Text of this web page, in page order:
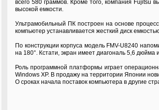
всего 580 граммов. Кроме того, компания Fujitsu
высокой емкости.
Ультрамобильный ПК построен на основе
компьютер устанавливается жесткий диск
По конструкции корпуса модель FMV-U8240
на 180°. Кстати, экран имеет диагональ 5,6
Роль программной платформы играет
Windows ХР. В продажу на территории Японии
О сроках начала поставок компьютера в другие